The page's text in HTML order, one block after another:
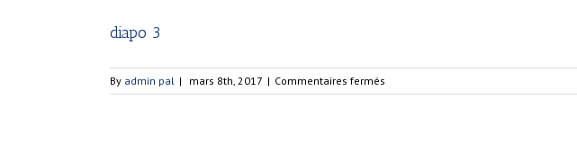
diapo 3
By admin pal | mars 8th, 2017 | Commentaires fermés
diapo